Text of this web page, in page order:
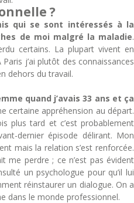
?
qui se sont intéressés à la
de moi malgré la maladie.
certains. La plupart vivent en
j’ai plutôt des connaissances
dehors du travail.
quand j’avais 33 ans et ça
certaine appréhension au départ.
plus tard et c’est probablement
dernier épisode délirant. Mon
mais la relation s’est renforcée.
me perdre ; ce n’est pas évident
un psychologue pour qu’il lui
réinstaurer un dialogue. On a
dans le monde professionnel.